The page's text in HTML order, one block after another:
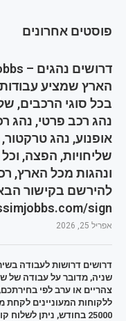
פוסטים אחרונים
הארץ שמציע
בכל סוגי הרכבים,
נהג רכב פרטי, נהג
אופנוע, נהג טרקטור,
שליחויות, הפצה,
ונהגות מכל הארץ,
להירשם בקישור
sign/
אפריל 25, 2026
שניה, מדובר על עבודה של
צהריים או ערב לפי
25000 בחודש, ניתן